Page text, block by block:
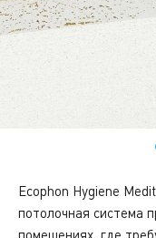
Ecophon Hygiene
потолочная система
помещениях, где